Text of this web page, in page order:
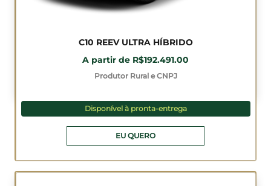
C10 REEV ULTRA HÍBRIDO
A partir de R$192.491.00
Produtor Rural e CNPJ
Disponível à pronta-entrega
EU QUERO